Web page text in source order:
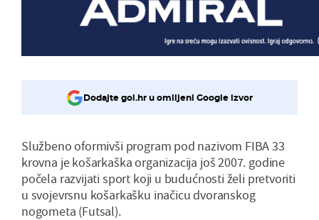
Dodajte gol.hr u omiljeni Google izvor
Službeno oformivši program pod nazivom FIBA 33
krovna je košarkaška organizacija još 2007. godine
počela razvijati sport koji u budućnosti želi pretvoriti
u svojevrsnu košarkašku inačicu dvoranskog
nogometa (Futsal).